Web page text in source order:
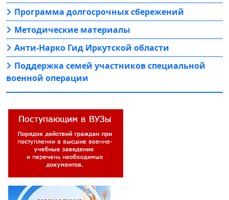
Программа долгосрочных сбережений
Методические материалы
Анти-Нарко Гид Иркутской области
Поддержка семей участников специальной
военной операции